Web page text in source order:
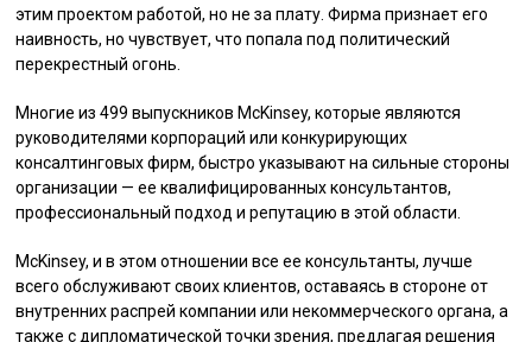
этим проектом работой, но не за плату. Фирма признает его
наивность, но чувствует, что попала под политический
перекрестный огонь.
Многие из 499 выпускников McKinsey, которые являются
руководителями корпораций или конкурирующих
консалтинговых фирм, быстро указывают на сильные стороны
организации — ее квалифицированных консультантов,
профессиональный подход и репутацию в этой области.
McKinsey, и в этом отношении все ее консультанты, лучше
всего обслуживают своих клиентов, оставаясь в стороне от
внутренних распрей компании или некоммерческого органа, а
также с дипломатической точки зрения, предлагая решения